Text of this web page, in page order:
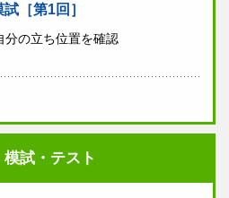
［第1回］
分の立ち位置を確認
模試・テスト